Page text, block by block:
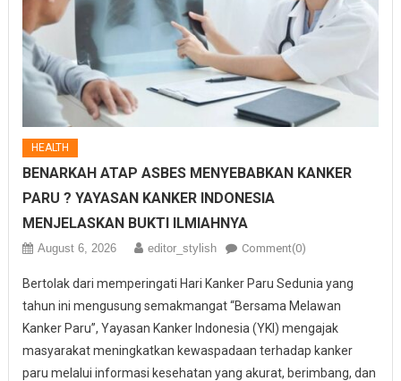
HEALTH
BENARKAH ATAP ASBES MENYEBABKAN KANKER
PARU ? YAYASAN KANKER INDONESIA
MENJELASKAN BUKTI ILMIAHNYA
August 6, 2026 editor_stylish Comment(0)
Bertolak dari memperingati Hari Kanker Paru Sedunia yang
tahun ini mengusung semakmangat “Bersama Melawan
Kanker Paru”, Yayasan Kanker Indonesia (YKI) mengajak
masyarakat meningkatkan kewaspadaan terhadap kanker
paru melalui informasi kesehatan yang akurat, berimbang, dan